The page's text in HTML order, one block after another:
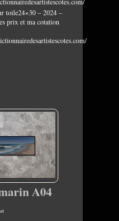
toile24×30 – 2024 –
prix et ma cotation
A04